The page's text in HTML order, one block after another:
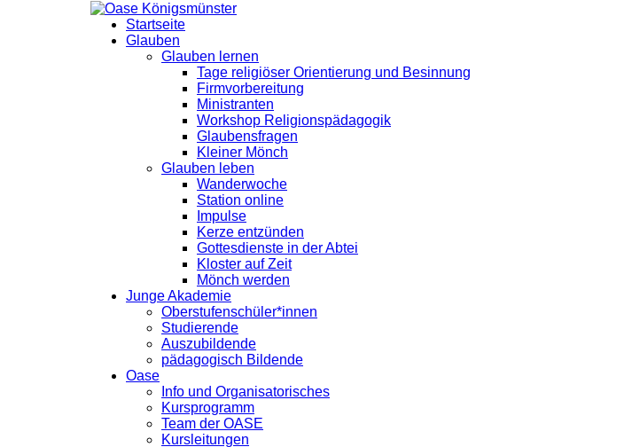
Startseite
Glauben
Glauben lernen
Tage religiöser Orientierung und Besinnung
Firmvorbereitung
Ministranten
Workshop Religionspädagogik
Glaubensfragen
Kleiner Mönch
Glauben leben
Wanderwoche
Station online
Impulse
Kerze entzünden
Gottesdienste in der Abtei
Kloster auf Zeit
Mönch werden
Junge Akademie
Oberstufenschüler*innen
Studierende
Auszubildende
pädagogisch Bildende
Oase
Info und Organisatorisches
Kursprogramm
Team der OASE
Kursleitungen